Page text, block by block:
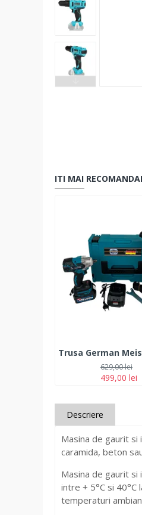
ITI MAI
499,00 lei
629,00 lei
Descriere
Masina de gaurit
caramida, beton
Masina de gaurit
intre + 5°C si
temperaturi